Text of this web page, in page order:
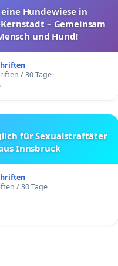
Hundewiese in
– Gemeinsam
und Hund!
/ 30 Tage
für Sexualstraftäter
Innsbruck
/ 30 Tage